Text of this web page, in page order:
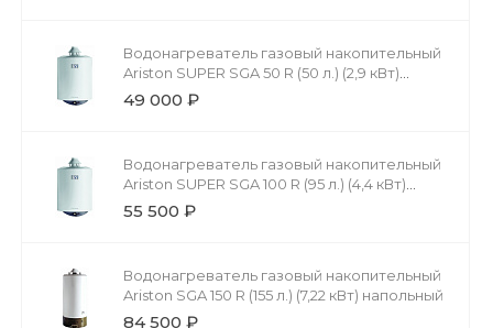
Водонагреватель газовый накопительный
Ariston SUPER SGA 50 R (50 л.) (2,9 кВт)
настенный
49 000 ₽
Водонагреватель газовый накопительный
Ariston SUPER SGA 100 R (95 л.) (4,4 кВт)
настенный
55 500 ₽
Водонагреватель газовый накопительный
Ariston SGA 150 R (155 л.) (7,22 кВт) напольный
84 500 ₽